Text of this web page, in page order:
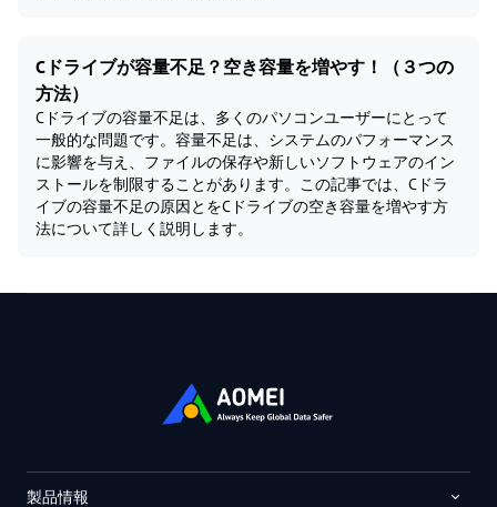
Cドライブが容量不足？空き容量を増やす！（３つの
方法）
Cドライブの容量不足は、多くのパソコンユーザーにとって
一般的な問題です。容量不足は、システムのパフォーマンス
に影響を与え、ファイルの保存や新しいソフトウェアのイン
ストールを制限することがあります。この記事では、Cドラ
イブの容量不足の原因とをCドライブの空き容量を増やす方
法について詳しく説明します。
製品情報